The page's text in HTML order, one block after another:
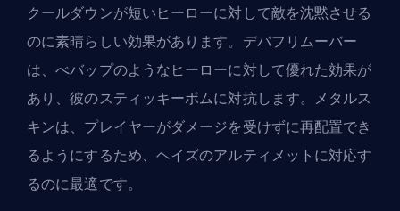
クールダウンが短いヒーローに対して敵を沈黙させる
のに素晴らしい効果があります。デバフリムーバー
は、べバップのようなヒーローに対して優れた効果が
あり、彼のスティッキーボムに対抗します。メタルス
キンは、プレイヤーがダメージを受けずに再配置でき
るようにするため、ヘイズのアルティメットに対応す
るのに最適です。